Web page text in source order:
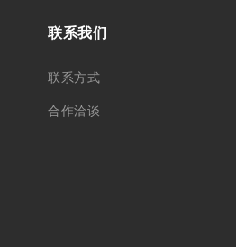
联系我们
联系方式
合作洽谈